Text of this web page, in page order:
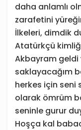
daha anlamlı
zarafetini
İlkeleri, dimdik
Atatürkçü
Akbayram geldi
saklayacağım
herkes için seni
olarak ömrüm
seninle gurur
Hoşça kal